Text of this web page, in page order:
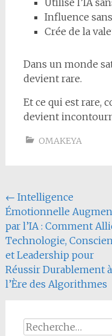
Influence
Crée de la
Dans un monde
devient rare.
Et ce qui est rare,
devient
OMAKEYA
Navigation
de
l'article
← Intelligence
Émotionnelle
par l’IA : Comment
Technologie,
et Leadership pour
Réussir Durable­ment à
l’Ère des Algorithmes
Rechercher :